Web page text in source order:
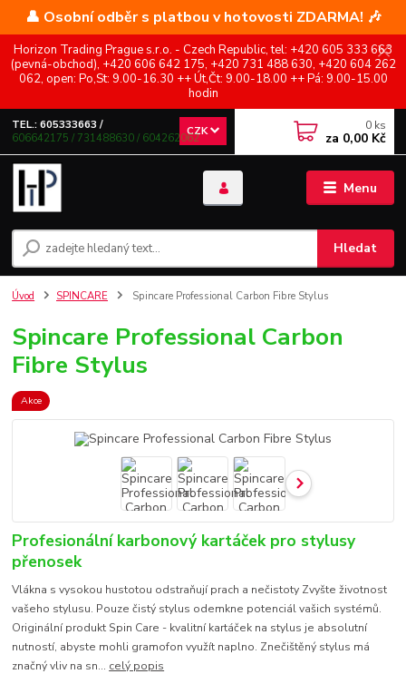
👤 Osobní odběr s platbou v hotovosti ZDARMA! 🎶
Horizon Trading Prague s.r.o. - Czech Republic, tel: +420 605 333 663
(pevná-obchod), +420 606 642 175, +420 731 488 630, +420 604 262
062, open: Po,St: 9.00-16.30 ++ Út,Čt: 9.00-18.00 ++ Pá: 9.00-15.00
hodin
Menu
CZK
Hledat
TEL.: 605333663 /
606642175 / 731488630 / 604262062
0 ks
za 0,00 Kč
Úvod SPINCARE Spincare Professional Carbon Fibre Stylus
Spincare Professional Carbon
Fibre Stylus
Akce
Profesionální karbonový kartáček pro stylusy
přenosek
Vlákna s vysokou hustotou odstraňují prach a nečistoty Zvyšte životnost
vašeho stylusu. Pouze čistý stylus odemkne potenciál vašich systémů.
Originální produkt Spin Care - kvalitní kartáček na stylus je absolutní
nutností, abyste mohli gramofon využít naplno. Znečištěný stylus má
značný vliv na sn... celý popis